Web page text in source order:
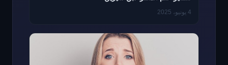
4 يونيو، 2025